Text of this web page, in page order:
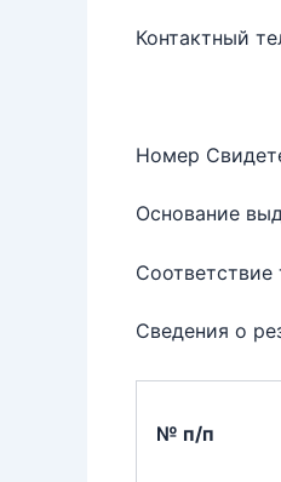
Контактный
Номер
Основание
Сведения о
№ п/п